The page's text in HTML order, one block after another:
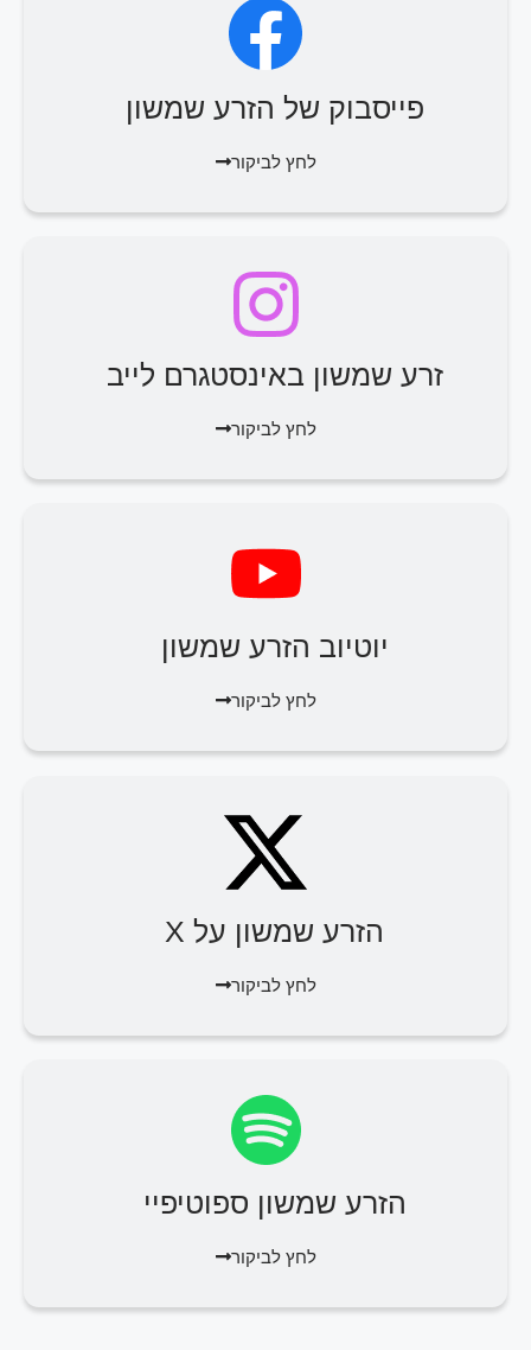
פייסבוק של הזרע שמשון
לחץ לביקור
זרע שמשון באינסטגרם לייב
לחץ לביקור
יוטיוב הזרע שמשון
לחץ לביקור
הזרע שמשון על X
לחץ לביקור
הזרע שמשון ספוטיפיי
לחץ לביקור